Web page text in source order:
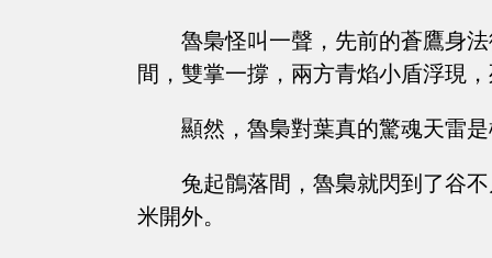
魯梟怪叫一聲，先前的蒼鷹身
間，雙掌一撐，兩方青焰小盾浮現
顯然，魯梟對葉真的驚魂天雷
兔起鶻落間，魯梟就閃到了谷
米開外。